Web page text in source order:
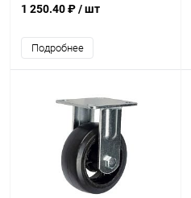
150мм (6*2)
1 250.40 ₽/ шт
Подробнее